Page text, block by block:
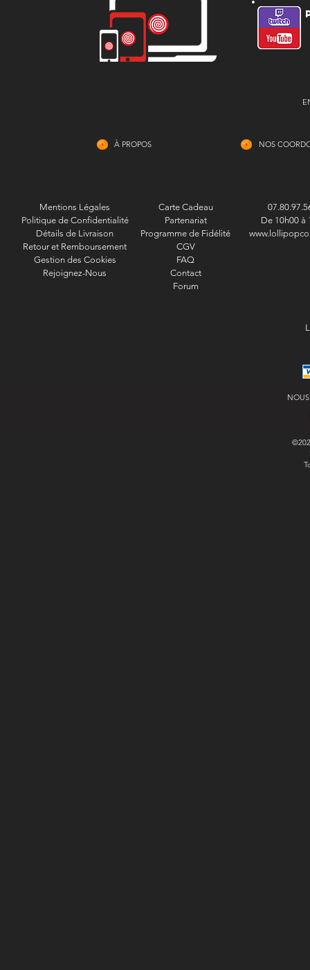
À PROPOS NOS
Mentions Légales
Politique de Confidentialité
Détails de Livraison
Retour et Remboursement
Gestion des Cookies
Rejoignez-Nous
Carte Cadeau
Partenariat
Programme de Fidélité
CGV
FAQ
Contact
Forum
De 10h00 à